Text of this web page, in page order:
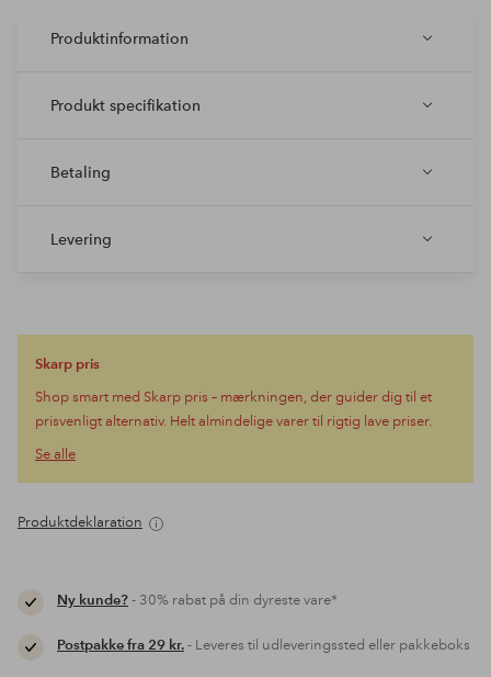
Produktinformation
Produkt specifikation
Betaling
Levering
Skarp pris
Shop smart med Skarp pris – mærkningen, der guider dig til et
prisvenligt alternativ. Helt almindelige varer til rigtig lave priser.
Se alle
Produktdeklaration
Ny kunde?- 30% rabat på din dyreste vare*
Postpakke fra 29 kr.- Leveres til udleveringssted eller pakkeboks